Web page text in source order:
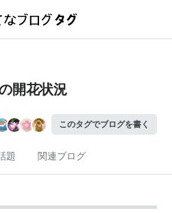
開花状況
このタグでブログを書く
題 関連ブログ